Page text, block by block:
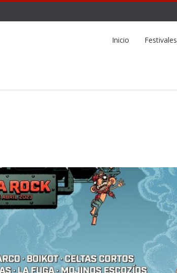
Inicio Festivales